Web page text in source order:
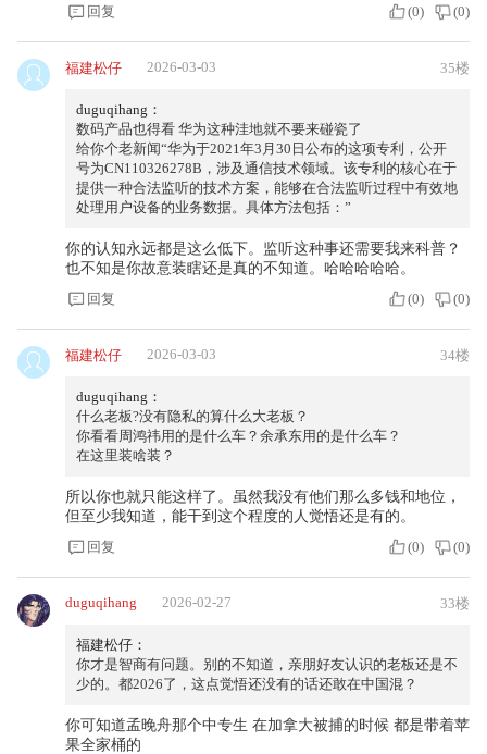
回复
(0) (0)
福建松仔 2026-03-03 35楼
duguqihang：
数码产品也得看 华为这种洼地就不要来碰瓷了
给你个老新闻“华为于2021年3月30日公布的这项专利，公开
号为CN110326278B，涉及通信技术领域。该专利的核心在于
提供一种合法监听的技术方案，能够在合法监听过程中有效地
处理用户设备的业务数据。具体方法包括：”
你的认知永远都是这么低下。监听这种事还需要我来科普？
也不知是你故意装瞎还是真的不知道。哈哈哈哈哈。
回复
(0) (0)
福建松仔 2026-03-03 34楼
duguqihang：
什么老板?没有隐私的算什么大老板？
你看看周鸿祎用的是什么车？余承东用的是什么车？
在这里装啥装？
所以你也就只能这样了。虽然我没有他们那么多钱和地位，
但至少我知道，能干到这个程度的人觉悟还是有的。
回复
(0) (0)
duguqihang 2026-02-27 33楼
福建松仔：
你才是智商有问题。别的不知道，亲朋好友认识的老板还是不
少的。都2026了，这点觉悟还没有的话还敢在中国混？
你可知道孟晚舟那个中专生 在加拿大被捕的时候 都是带着苹
果全家桶的